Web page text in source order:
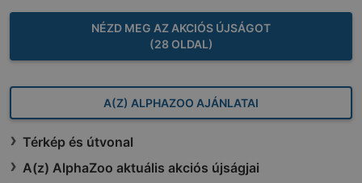
NÉZD MEG AZ AKCIÓS ÚJSÁGOT
(28 OLDAL)
A(Z) ALPHAZOO AJÁNLATAI
Térkép és útvonal
A(z) AlphaZoo aktuális akciós újságjai